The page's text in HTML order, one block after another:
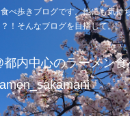
べ歩きブログです。他にも気持
！そんなブログを目指して。
都内中心のラーメン